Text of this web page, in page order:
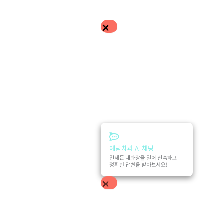
예림치과 AI 채팅
언제든 대화창을 열어 신속하고
정확한 답변을 받아보세요!